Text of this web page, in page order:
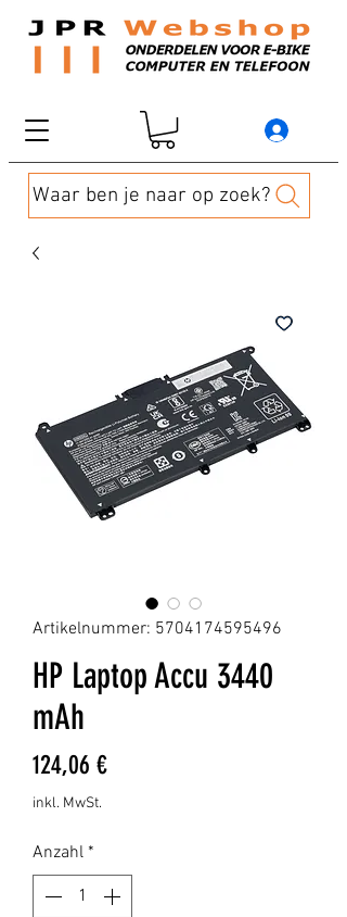
Waar ben je naar op zoek?
Artikelnummer: 5704174595496
HP Laptop Accu 3440
mAh
124,06 €Preis
inkl. MwSt.
Anzahl *